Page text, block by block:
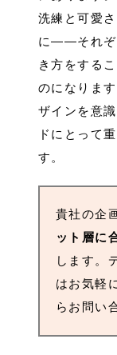
洗練と可愛
に――それぞ
き方をする
のになりま
ザインを意
ドにとって
す。
貴社の企
ット層に
します。
はお気軽
らお問い